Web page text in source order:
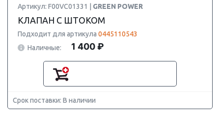
Артикул: F00VC01331 | GREEN POWER
КЛАПАН С ШТОКОМ
Подходит для артикула 0445110543
Наличные:
1 400 ₽
Срок поставки: В наличии